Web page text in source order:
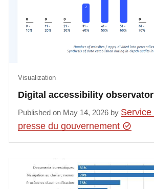
Digital accessibility
Visualization
Published on May 14, 2026 by
presse du gouvernement